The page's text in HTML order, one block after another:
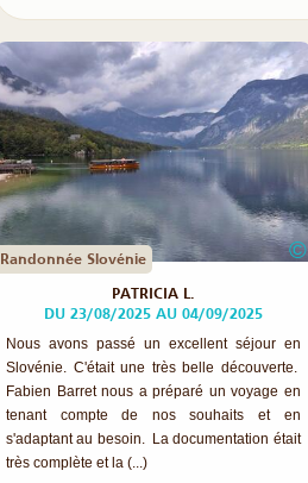
Randonnée Slovénie ©
PATRICIA L.
DU 23/08/2025 AU 04/09/2025
Nous avons passé un excellent séjour en
Slovénie. C'était une très belle découverte.
Fabien Barret nous a préparé un voyage en
tenant compte de nos souhaits et en
s'adaptant au besoin. La documentation était
très complète et la (...)